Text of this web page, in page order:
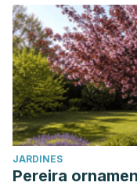
JARDINES
Pereira